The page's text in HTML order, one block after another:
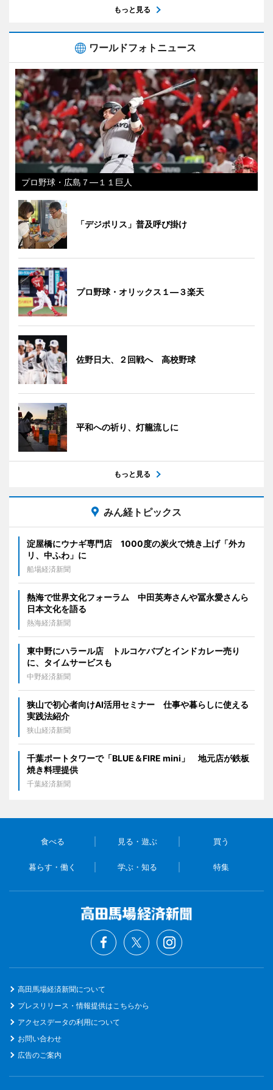
もっと見る
ワールドフォトニュース
プロ野球・広島７―１１巨人
「デジポリス」普及呼び掛け
プロ野球・オリックス１―３楽天
佐野日大、２回戦へ 高校野球
平和への祈り、灯籠流しに
もっと見る
みん経トピックス
淀屋橋にウナギ専門店 1000度の炭火で焼き上げ「外カ
リ、中ふわ」に
船場経済新聞
熱海で世界文化フォーラム 中田英寿さんや冨永愛さんら
日本文化を語る
熱海経済新聞
東中野にハラール店 トルコケバブとインドカレー売り
に、タイムサービスも
中野経済新聞
狭山で初心者向けAI活用セミナー 仕事や暮らしに使える
実践法紹介
狭山経済新聞
千葉ポートタワーで「BLUE＆FIRE mini」 地元店が鉄板
焼き料理提供
千葉経済新聞
食べる 見る・遊ぶ 買う
暮らす・働く 学ぶ・知る 特集
高田馬場経済新聞について
プレスリリース・情報提供はこちらから
アクセスデータの利用について
お問い合わせ
広告のご案内